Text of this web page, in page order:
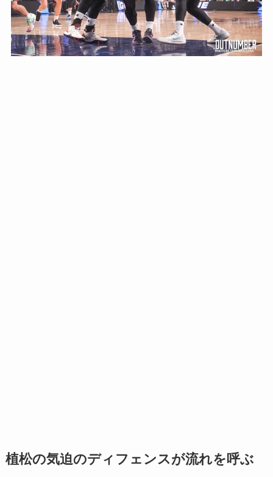
植松の気迫のディフェンスが流れを呼ぶ